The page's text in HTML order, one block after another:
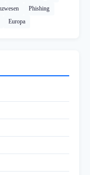
Phishing
Europa